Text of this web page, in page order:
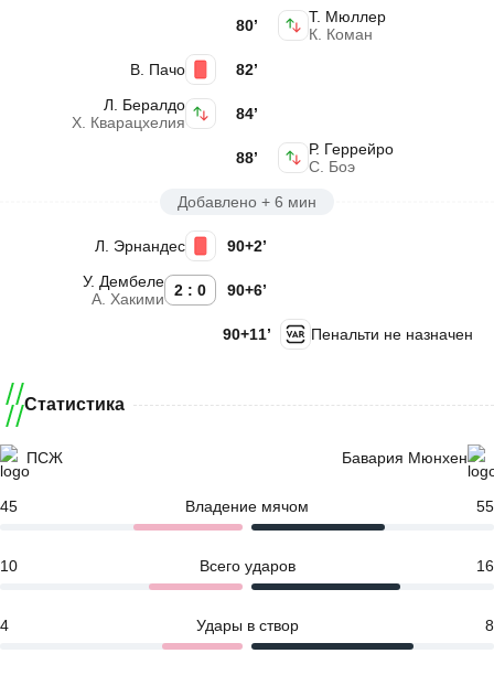
Т. Мюллер
К. Коман
80’
В. Пачо
82’
Л. Бералдо
Х. Кварацхелия
84’
Р. Геррейро
С. Боэ
88’
Добавлено + 6 мин
Л. Эрнандес 90+2’
2 : 0
У. Дембеле
А. Хакими
90+6’
Пенальти не назначен
90+11’
Статистика
ПСЖ Бавария Мюнхен
45 Владение мячом 55
10 Всего ударов 16
4 Удары в створ 8